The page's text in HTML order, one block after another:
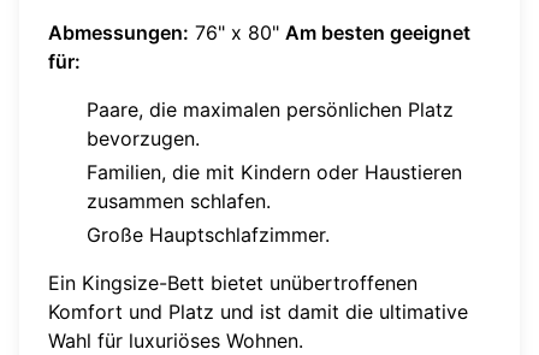
Abmessungen: 76" x 80" Am besten geeignet
für:
Paare, die maximalen persönlichen Platz
bevorzugen.
Familien, die mit Kindern oder Haustieren
zusammen schlafen.
Große Hauptschlafzimmer.
Ein Kingsize-Bett bietet unübertroffenen
Komfort und Platz und ist damit die ultimative
Wahl für luxuriöses Wohnen.